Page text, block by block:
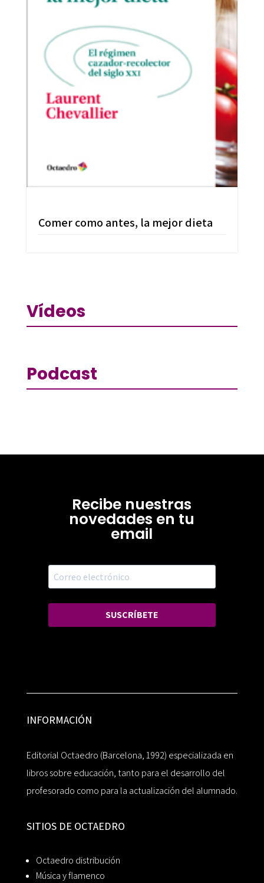
Comer como antes, la mejor dieta
Vídeos
Podcast
Recibe nuestras
novedades en tu
email
SUSCRÍBETE
INFORMACIÓN
Editorial Octaedro (Barcelona, 1992) especializada en
libros sobre educación, tanto para el desarrollo del
profesorado como para la actualización del alumnado.
SITIOS DE OCTAEDRO
Octaedro distribución
Música y flamenco